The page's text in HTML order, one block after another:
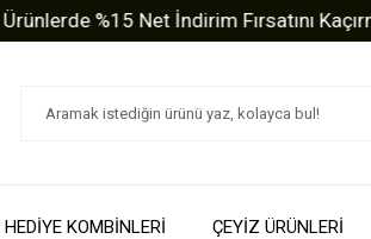
%15 Net İndirim Fırsatını Kaçırmayın.
HEDİYE KOMBİNLERİ ÇEYİZ ÜRÜNLERİ